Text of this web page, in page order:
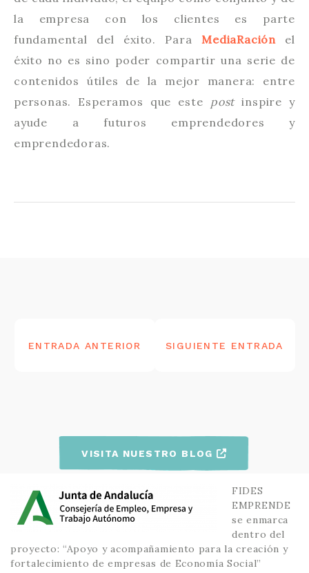
la empresa con los clientes es parte
fundamental del éxito. ParaMediaRaciónel
éxito no es sino poder compartir una serie de
contenidos útiles de la mejor manera: entre
personas. Esperamos que este postinspire y
ayude a futuros emprendedores y
emprendedoras.
DEENTRADA ANTERIOR SIGUIENTE ENTRADA
VISITA NUESTRO BLOG
FIDES
EMPRENDE
se enmarca
dentro del
proyecto: “Apoyo y acompañamiento para la creación y
fortalecimiento de empresas de Economía Social”